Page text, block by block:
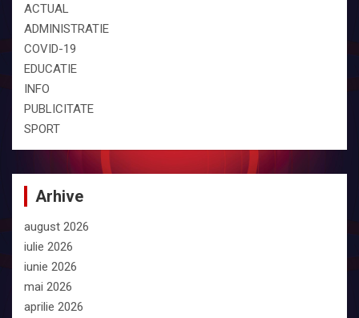
ACTUAL
ADMINISTRATIE
COVID-19
EDUCATIE
INFO
PUBLICITATE
SPORT
Arhive
august 2026
iulie 2026
iunie 2026
mai 2026
aprilie 2026